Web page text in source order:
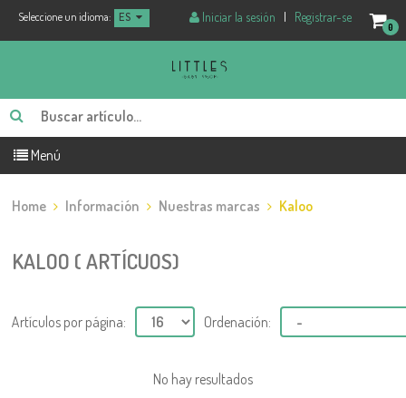
Seleccione un idioma: ES
0
Iniciar la sesión | Registrar-se
Menú
Home Información Nuestras marcas Kaloo
KALOO ( ARTÍCUOS)
Artículos por página: Ordenación:
No hay resultados